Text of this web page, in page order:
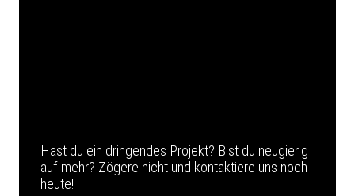
Hast du ein dringendes Projekt? Bist du neugierig
auf mehr? Zögere nicht und kontaktiere uns noch
heute!